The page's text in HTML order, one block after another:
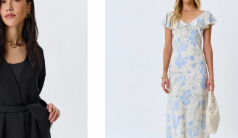
В КОРЗИНУ
48
ДОБАВИТЬ В КОРЗИНУ
46 48